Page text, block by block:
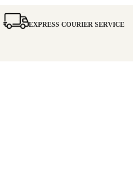
EXPRESS COURIER SERVICE